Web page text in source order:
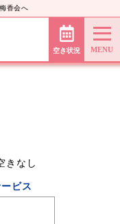
香会へ
空き状況
なし
ビス